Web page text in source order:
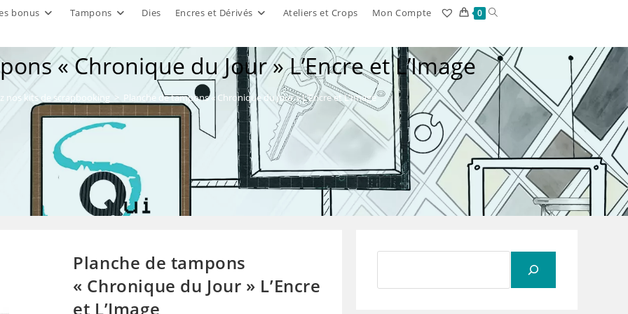
bonus Tampons Dies Encres et Dérivés Ateliers et Crops Mon Compte 0 Toggle
search
« Chronique du Jour » L’Encre et L’Image
nos kits de scrapbooking > Planche de tampons « Chronique du Jour » L’Encre et L’Image
Planche de tampons
« Chronique du Jour » L’Encre
et L’Image